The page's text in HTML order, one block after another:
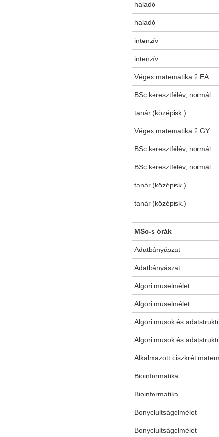
haladó
haladó
intenzív
intenzív
Véges matematika 2 EA
BSc keresztfélév, normál
tanár (középisk.)
Véges matematika 2 GY
BSc keresztfélév, normál
BSc keresztfélév, normál
tanár (középisk.)
tanár (középisk.)
MSc-s órák
Adatbányászat
Adatbányászat
Algoritmuselmélet
Algoritmuselmélet
Algoritmusok és
Algoritmusok és
Alkalmazott diszkrét
Bioinformatika
Bioinformatika
Bonyolultságelmélet
Bonyolultságelmélet